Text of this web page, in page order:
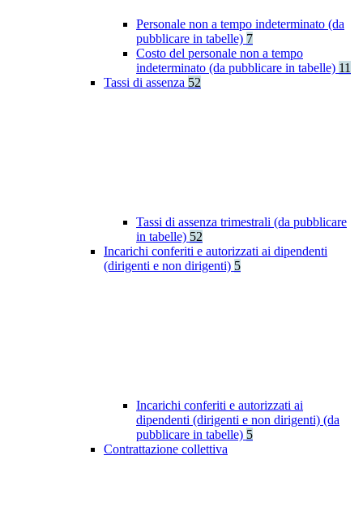
Personale non a tempo indeterminato (da
pubblicare in tabelle) 7
Costo del personale non a tempo
indeterminato (da pubblicare in tabelle) 11
Tassi di assenza 52
Tassi di assenza trimestrali (da pubblicare
in tabelle) 52
Incarichi conferiti e autorizzati ai dipendenti
(dirigenti e non dirigenti) 5
Incarichi conferiti e autorizzati ai
dipendenti (dirigenti e non dirigenti) (da
pubblicare in tabelle) 5
Contrattazione collettiva